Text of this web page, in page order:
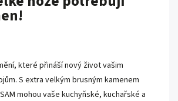
které přináší nový život vašim
S extra velkým brusným kamenem
mohou vaše kuchyňské, kuchařské a